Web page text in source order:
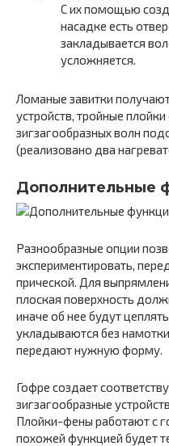
С их помощью
насадке есть
закладывается
усложняется.
Ломаные завитки
устройств, тройные
зигзагообразных волн
(реализовано два
Дополнительные
Разнообразные опции
экспериментировать,
прической. Для
плоская поверхность
иначе об нее будут
укладываются без
передают нужную форму.
Гофре создает
зигзагообразные
Плойки-фены работают с
похожей функцией будет